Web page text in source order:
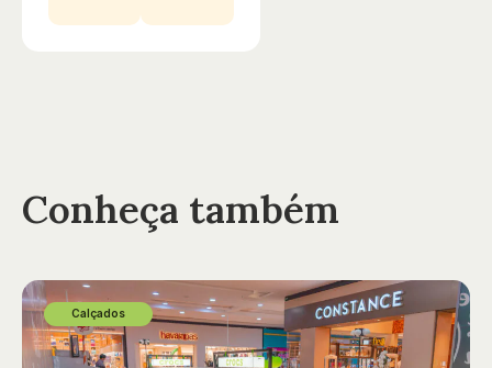
Conheça também
Calçados